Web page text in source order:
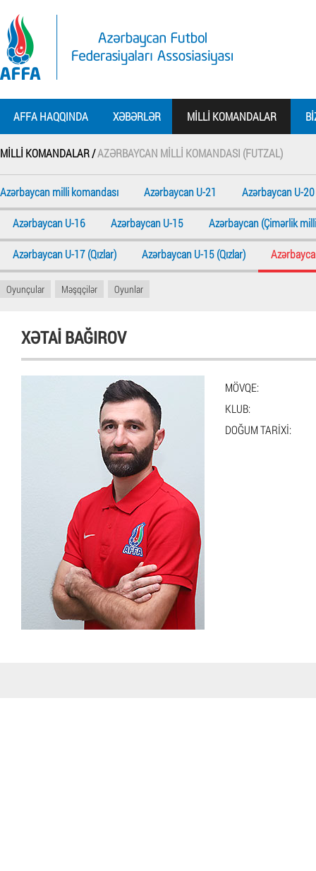
AFFA HAQQINDA XƏBƏRLƏR MILLI KOMANDALAR
MILLI KOMANDALAR /AZƏRBAYCAN MILLI KOMANDASI (FUTZAL)
Azərbaycan milli komandası Azərbaycan U-21 Azərbaycan U-20
Azərbaycan U-16 Azərbaycan U-15 Azərbaycan (Çimərlik
Azərbaycan U-17 (Qızlar) Azərbaycan U-15 (Qızlar)
Oyunçular Məşqçilər Oyunlar
XƏTAI BAĞIROV
MÖVQE:
KLUB:
DOĞUM TARIXI: